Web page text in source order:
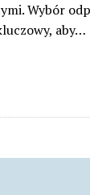
Wybór
aby…